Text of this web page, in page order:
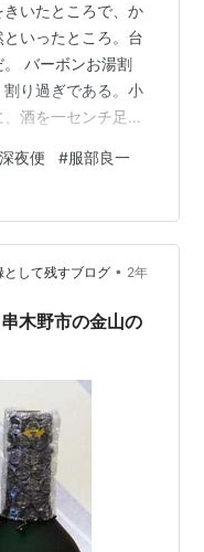
いたところで、か
いったところ。台
バーボンお湯割
り過ぎである。小
酒を一センチ足ら
る。 グラスを小ぶ
まさしく舐めるよ
やマグカップで
が空になったら、
、チーズと梅干に
に用意できる。
夜便 #服部良一
として残すブログ • 2年
木野市の金山の